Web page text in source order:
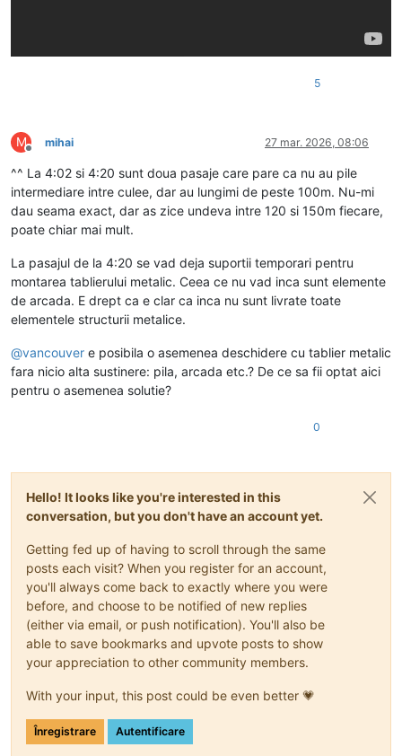
5
M
Deconectat
mihai 27 mar. 2026, 08:06
^^ La 4:02 si 4:20 sunt doua pasaje care pare ca nu au pile
intermediare intre culee, dar au lungimi de peste 100m. Nu-mi
dau seama exact, dar as zice undeva intre 120 si 150m fiecare,
poate chiar mai mult.
La pasajul de la 4:20 se vad deja suportii temporari pentru
montarea tablierului metalic. Ceea ce nu vad inca sunt elemente
de arcada. E drept ca e clar ca inca nu sunt livrate toate
elementele structurii metalice.
@vancouver e posibila o asemenea deschidere cu tablier metalic
fara nicio alta sustinere: pila, arcada etc.? De ce sa fii optat aici
pentru o asemenea solutie?
0
Hello! It looks like you're interested in this
conversation, but you don't have an account yet.
Getting fed up of having to scroll through the same
posts each visit? When you register for an account,
you'll always come back to exactly where you were
before, and choose to be notified of new replies
(either via email, or push notification). You'll also be
able to save bookmarks and upvote posts to show
your appreciation to other community members.
With your input, this post could be even better 💗
Înregistrare Autentificare